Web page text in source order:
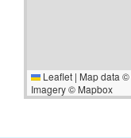
Leaflet | Map data ©
Imagery © Mapbox